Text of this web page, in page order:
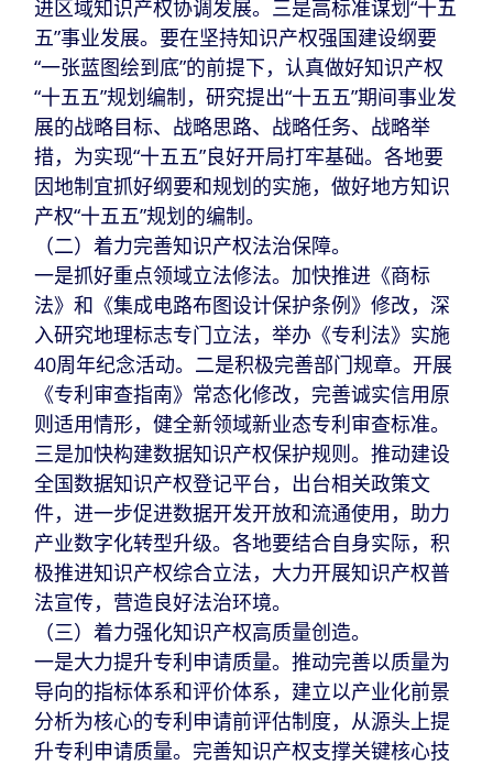
进区域知识产权协调发展。三是高标准谋划“十五
五”事业发展。要在坚持知识产权强国建设纲要
“一张蓝图绘到底”的前提下，认真做好知识产权
“十五五”规划编制，研究提出“十五五”期间事业发
展的战略目标、战略思路、战略任务、战略举
措，为实现“十五五”良好开局打牢基础。各地要
因地制宜抓好纲要和规划的实施，做好地方知识
产权“十五五”规划的编制。
（二）着力完善知识产权法治保障。
一是抓好重点领域立法修法。加快推进《商标
法》和《集成电路布图设计保护条例》修改，深
入研究地理标志专门立法，举办《专利法》实施
40周年纪念活动。二是积极完善部门规章。开展
《专利审查指南》常态化修改，完善诚实信用原
则适用情形，健全新领域新业态专利审查标准。
三是加快构建数据知识产权保护规则。推动建设
全国数据知识产权登记平台，出台相关政策文
件，进一步促进数据开发开放和流通使用，助力
产业数字化转型升级。各地要结合自身实际，积
极推进知识产权综合立法，大力开展知识产权普
法宣传，营造良好法治环境。
（三）着力强化知识产权高质量创造。
一是大力提升专利申请质量。推动完善以质量为
导向的指标体系和评价体系，建立以产业化前景
分析为核心的专利申请前评估制度，从源头上提
升专利申请质量。完善知识产权支撑关键核心技